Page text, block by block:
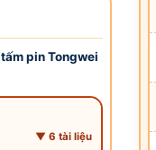
tấm pin Tongwei
▼ 6 tài liệu